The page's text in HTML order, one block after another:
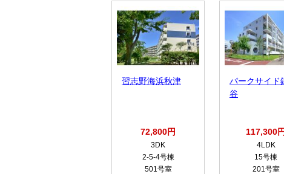
習志野海浜秋津
72,800円
3DK
2-5-4号棟
501号室
パークサイド
谷
117,300円
4LDK
15号棟
201号室